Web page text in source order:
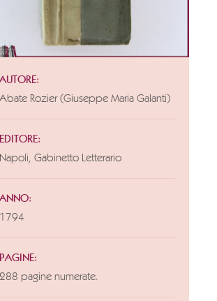
Rozier (Giuseppe Maria Galanti)
EDITORE:
Napoli, Gabinetto Letterario
1794
PAGINE:
288 pagine numerate.